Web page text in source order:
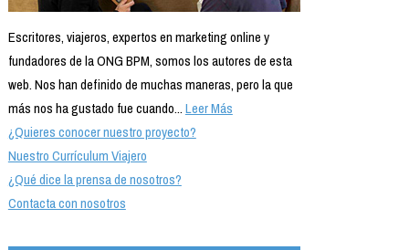
Escritores, viajeros, expertos en marketing online y
fundadores de la ONG BPM, somos los autores de esta
web. Nos han definido de muchas maneras, pero la que
más nos ha gustado fue cuando...Leer Más
¿Quieres conocer nuestro proyecto?
Nuestro Currículum Viajero
¿Qué dice la prensa de nosotros?
Contacta con nosotros